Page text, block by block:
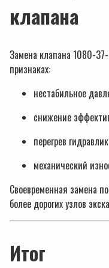
клапана
Замена клапана 1080-
признаках:
нестабильное
снижение
перегрев
механический
Своевременная замена
более дорогих узлов
Итог